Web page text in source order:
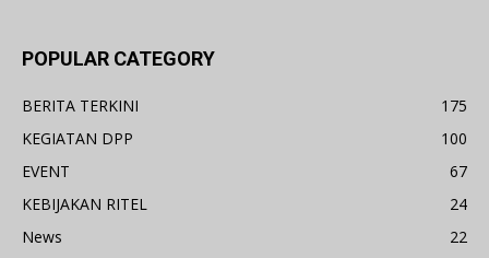
POPULAR CATEGORY
BERITA TERKINI
175
KEGIATAN DPP
100
EVENT
67
KEBIJAKAN RITEL
24
News
22